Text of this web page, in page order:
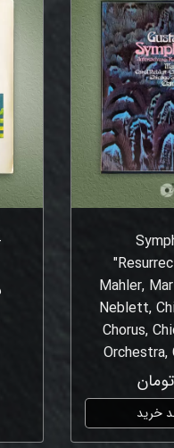
Mahler,
Neblett,
Chorus,
Orchestra,
خرید